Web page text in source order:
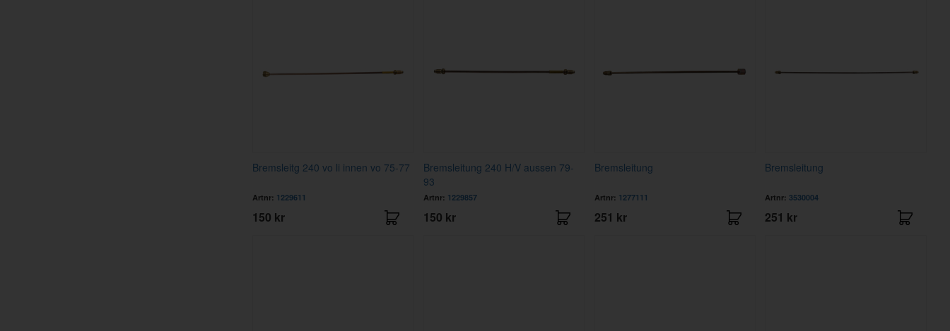
Bremsleitg 240 vo li innen vo 75-77
Artnr: 1229611
150 kr
Bremsleitung 240 H/V aussen 79-
93
Artnr: 1229857
150 kr
Bremsleitung
Artnr: 1277111
251 kr
Bremsleitung
Artnr: 3530004
251 kr